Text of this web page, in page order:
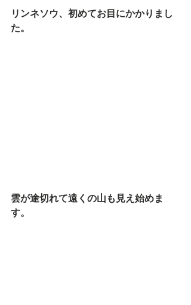
リンネソウ、初めてお目にかかりまし
た。
雲が途切れて遠くの山も見え始めま
す。